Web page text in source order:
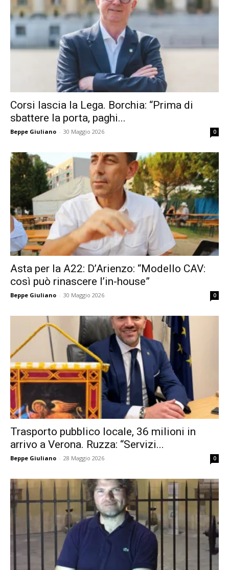
Corsi lascia la Lega. Borchia: “Prima di
sbattere la porta, paghi...
Beppe Giuliano - 30 Maggio 2026 0
Asta per la A22: D’Arienzo: “Modello CAV:
così può rinascere l’in-house”
Beppe Giuliano - 30 Maggio 2026 0
Trasporto pubblico locale, 36 milioni in
arrivo a Verona. Ruzza: “Servizi...
Beppe Giuliano - 28 Maggio 2026 0